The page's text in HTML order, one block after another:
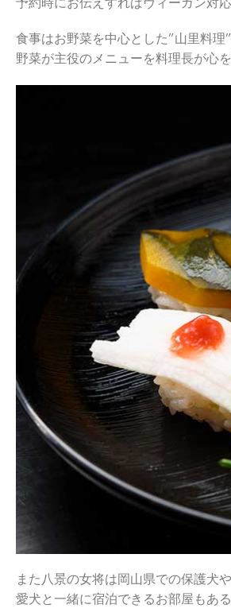
食事はお野菜を中心とした”山里料理
野菜が主役のメニューを料理長が心
また八景の女将は岡山県での保護犬
愛犬と一緒に宿泊できるお部屋もあ